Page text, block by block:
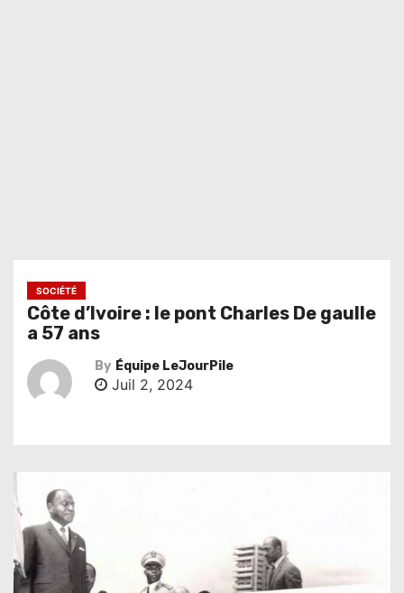
SOCIÉTÉ
Côte d’Ivoire : le pont Charles De gaulle
a 57 ans
By Équipe LeJourPile
Juil 2, 2024